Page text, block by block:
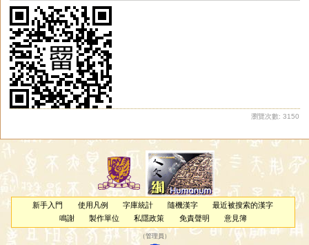
瀏覽次數: 3150
新手入門 使用凡例 字庫統計 隨機漢字
最近被搜索的漢字
鳴謝
製作單位 私隱政策 免責聲明 意見簿
（管理員 ）